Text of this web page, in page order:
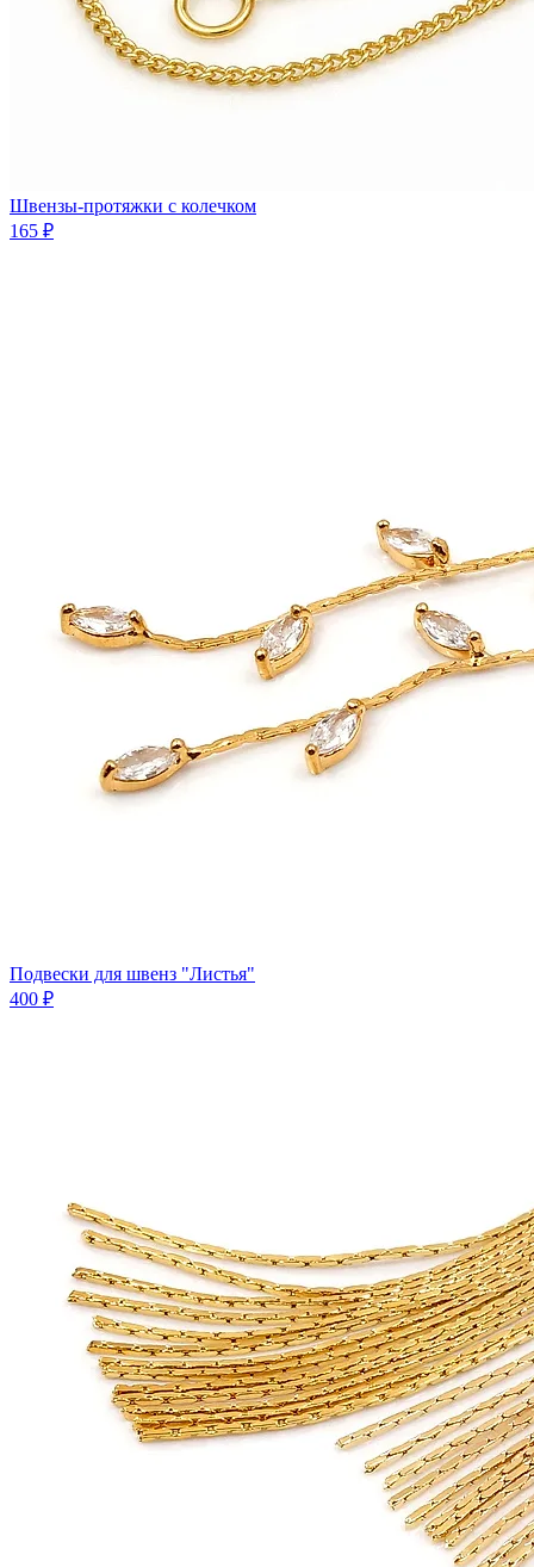
Швензы-протяжки с колечком
165 ₽
Подвески для швенз "Листья"
400 ₽